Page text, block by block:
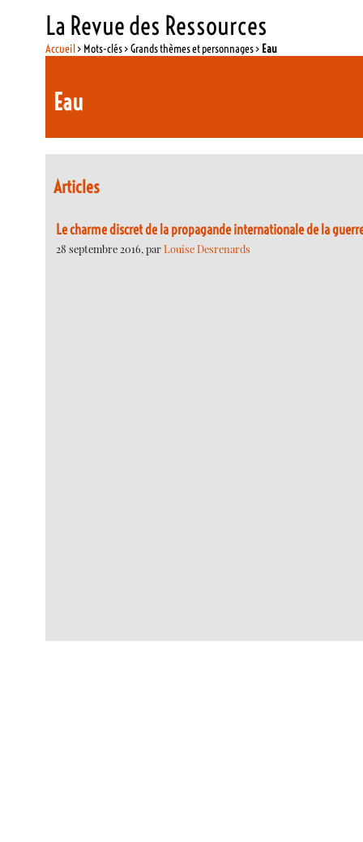
La Revue des Ressources
Accueil> Mots-clés > Grands thèmes et personnages > Eau
Eau
Articles
Le charme discret de la propagande internationale de la
28 septembre 2016, parLouise Desrenards